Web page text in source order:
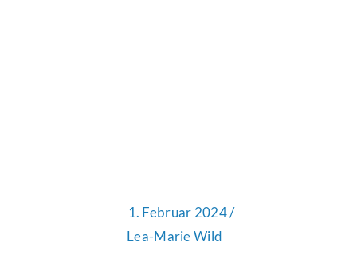
1. Februar 2024 /
Lea-Marie Wild